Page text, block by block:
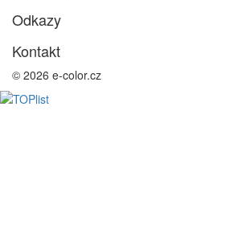
Odkazy
Kontakt
© 2026 e-color.cz